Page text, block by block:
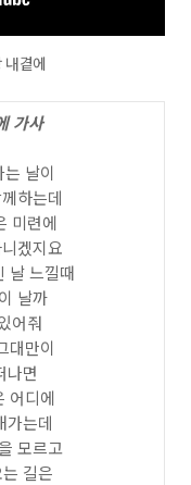
곁에
가사
날이
하는데
미련에
겠지요
날 느낄때
날까
어줘
대만이
나면
어디에
가는데
모르고
길은